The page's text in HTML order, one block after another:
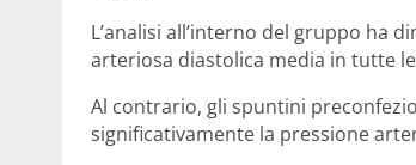
L’analisi all’interno del gruppo ha
arteriosa diastolica media in tutte
Al contrario, gli spuntini
significativamente la pressione